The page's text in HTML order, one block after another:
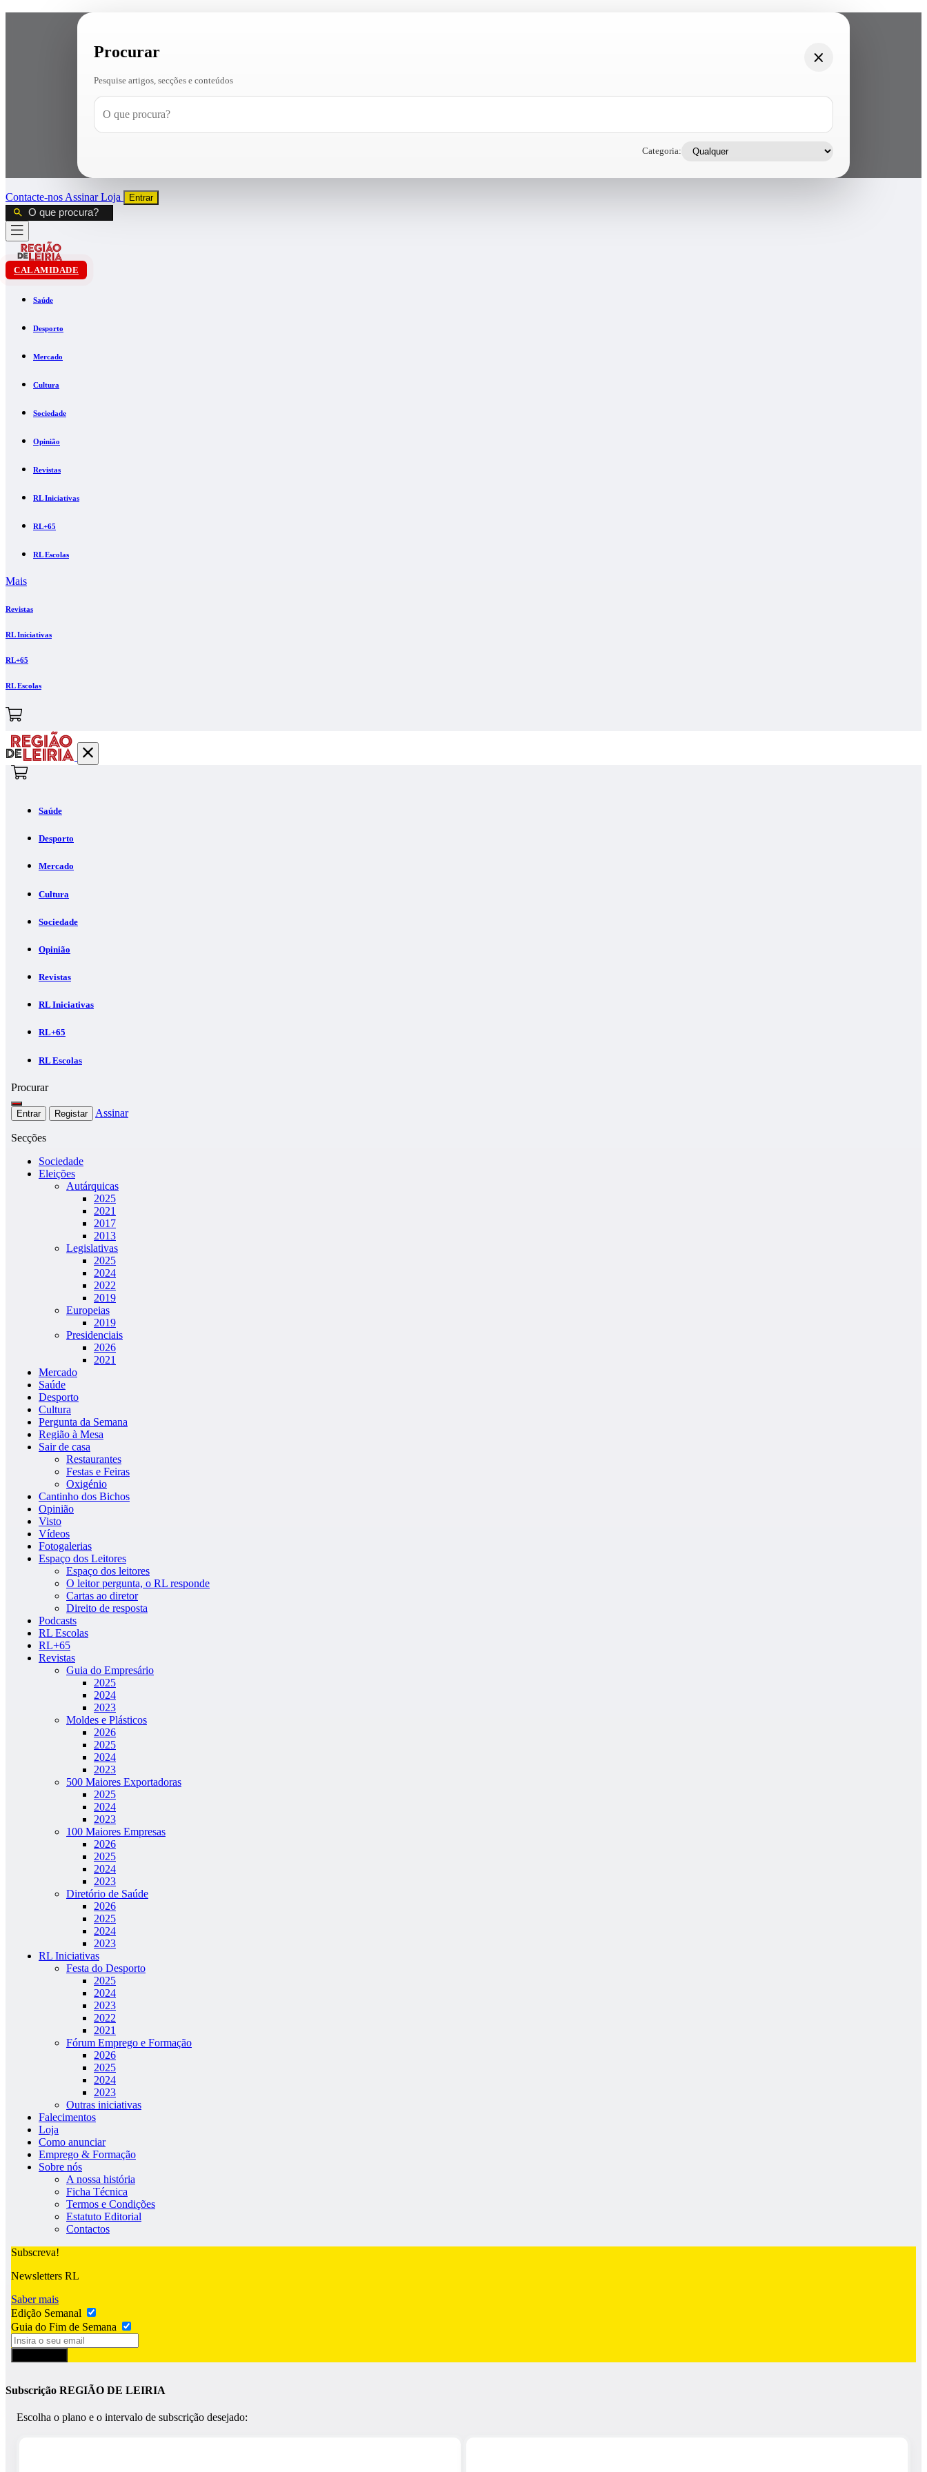
Procurar
Pesquise artigos, secções e conteúdos
Categoria:
Contacte-nos AssinarLoja Entrar
CALAMIDADE
Saúde
Desporto
Mercado
Cultura
Sociedade
Opinião
Revistas
RL Iniciativas
RL+65
RL Escolas
Mais
Revistas
RL Iniciativas
RL+65
RL Escolas
Saúde
Desporto
Mercado
Cultura
Sociedade
Opinião
Revistas
RL Iniciativas
RL+65
RL Escolas
Procurar
Entrar Registar Assinar
Secções
Sociedade
Eleições
Autárquicas
2025
2021
2017
2013
Legislativas
2025
2024
2022
2019
Europeias
2019
Presidenciais
2026
2021
Mercado
Saúde
Desporto
Cultura
Pergunta da Semana
Região à Mesa
Sair de casa
Restaurantes
Festas e Feiras
Oxigénio
Cantinho dos Bichos
Opinião
Visto
Vídeos
Fotogalerias
Espaço dos Leitores
Espaço dos leitores
O leitor pergunta, o RL responde
Cartas ao diretor
Direito de resposta
Podcasts
RL Escolas
RL+65
Revistas
Guia do Empresário
2025
2024
2023
Moldes e Plásticos
2026
2025
2024
2023
500 Maiores Exportadoras
2025
2024
2023
100 Maiores Empresas
2026
2025
2024
2023
Diretório de Saúde
2026
2025
2024
2023
RL Iniciativas
Festa do Desporto
2025
2024
2023
2022
2021
Fórum Emprego e Formação
2026
2025
2024
2023
Outras iniciativas
Falecimentos
Loja
Como anunciar
Emprego & Formação
Sobre nós
A nossa história
Ficha Técnica
Termos e Condições
Estatuto Editorial
Contactos
Subscreva!
Newsletters RL
Saber mais
Edição Semanal
Guia do Fim de Semana
Subscrição REGIÃO DE LEIRIA
Escolha o plano e o intervalo de subscrição desejado: